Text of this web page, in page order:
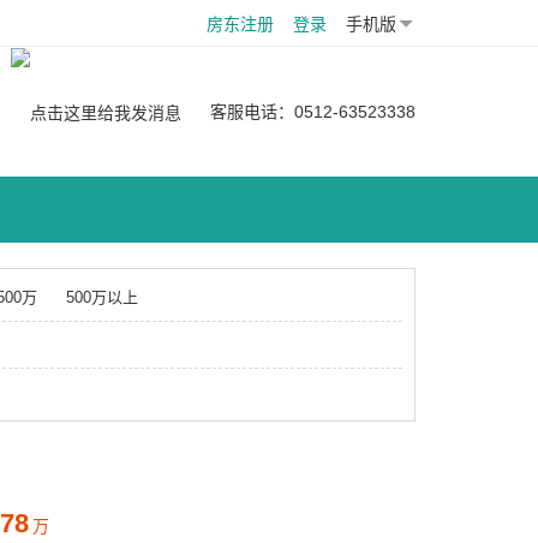
房东注册 登录 手机版
客服电话：0512-63523338
万 500万以上
78万